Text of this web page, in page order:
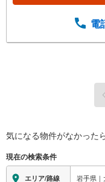
電
気になる物件がなかった
現在の検索条件
エリア/路線 岩手県｜